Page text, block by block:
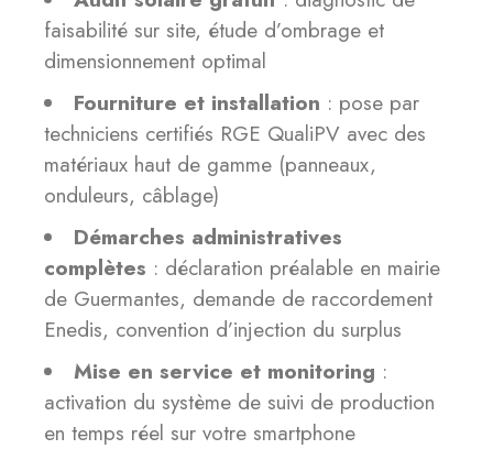
faisabilité sur site, étude d’ombrage et
dimensionnement optimal
Fourniture et installation : pose par
techniciens certifiés RGE QualiPV avec des
matériaux haut de gamme (panneaux,
onduleurs, câblage)
Démarches administratives
complètes : déclaration préalable en mairie
de Guermantes, demande de raccordement
Enedis, convention d’injection du surplus
Mise en service et monitoring :
activation du système de suivi de production
en temps réel sur votre smartphone